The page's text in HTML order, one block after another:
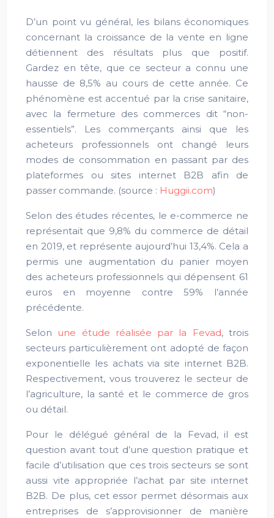
D’un point vu général, les bilans économiques
concernant la croissance de la vente en ligne
détiennent des résultats plus que positif.
Gardez en tête, que ce secteur a connu une
hausse de 8,5% au cours de cette année. Ce
phénomène est accentué par la crise sanitaire,
avec la fermeture des commerces dit “non-
essentiels”. Les commerçants ainsi que les
acheteurs professionnels ont changé leurs
modes de consommation en passant par des
plateformes ou sites internet B2B afin de
passer commande. (source : Huggii.com)
Selon des études récentes, le e-commerce ne
représentait que 9,8% du commerce de détail
en 2019, et représente aujourd’hui 13,4%. Cela a
permis une augmentation du panier moyen
des acheteurs professionnels qui dépensent 61
euros en moyenne contre 59% l’année
précédente.
Selon une étude réalisée par la Fevad, trois
secteurs particulièrement ont adopté de façon
exponentielle les achats via site internet B2B.
Respectivement, vous trouverez le secteur de
l’agriculture, la santé et le commerce de gros
ou détail.
Pour le délégué général de la Fevad, il est
question avant tout d’une question pratique et
facile d’utilisation que ces trois secteurs se sont
aussi vite appropriée l’achat par site internet
B2B. De plus, cet essor permet désormais aux
entreprises de s’approvisionner de manière